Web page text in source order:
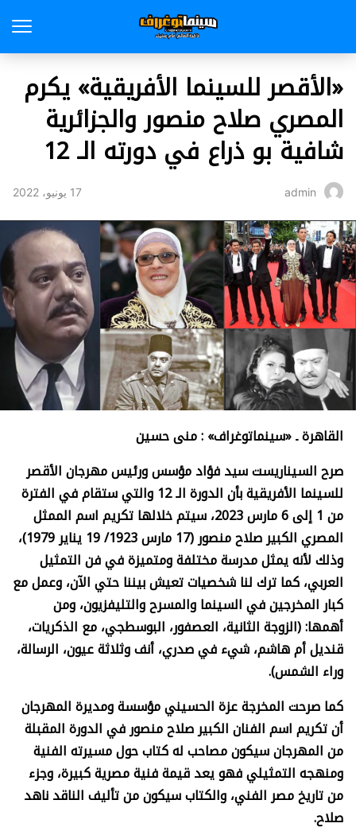
«الأقصر للسينما الأفريقية» يكرم
المصري صلاح منصور والجزائرية
شافية بو ذراع في دورته الـ 12
admin 17 يونيو، 2022
القاهرة ـ «سينماتوغراف» : منى حسين
صرح السيناريست سيد فؤاد مؤسس ورئيس مهرجان الأقصر
للسينما الأفريقية بأن الدورة الـ 12 والتي ستقام في الفترة
من 1 إلى 6 مارس 2023، سيتم خلالها تكريم اسم الممثل
المصري الكبير صلاح منصور (17 مارس 1923/ 19 يناير 1979)،
وذلك لأنه يمثل مدرسة مختلفة ومتميزة في فن التمثيل
العربي، كما ترك لنا شخصيات تعيش بيننا حتي الآن، وعمل مع
كبار المخرجين في السينما والمسرح والتليفزيون، ومن
أهمها: (الزوجة الثانية، العصفور، البوسطجي، مع الذكريات،
قنديل أم هاشم، شيء في صدري، أنف وثلاثة عيون، الرسالة،
وراء الشمس).
كما صرحت المخرجة عزة الحسيني مؤسسة ومديرة المهرجان
أن تكريم اسم الفنان الكبير صلاح منصور في الدورة المقبلة
من المهرجان سيكون مصاحب له كتاب حول مسيرته الفنية
ومنهجه التمثيلي فهو يعد قيمة فنية مصرية كبيرة، وجزء
من تاريخ مصر الفني، والكتاب سيكون من تأليف الناقد ناهد
صلاح.